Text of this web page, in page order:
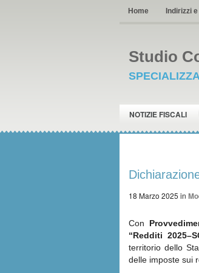
Home Indirizzi
Studio
NOTIZIE FISCALI
18 Marzo 2025 in
Con
“Redditi
territorio dello
delle imposte sui